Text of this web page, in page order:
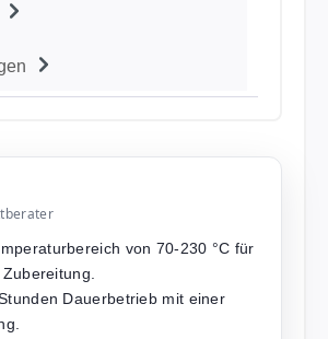
von 70-230 °C für
Dauerbetrieb mit einer